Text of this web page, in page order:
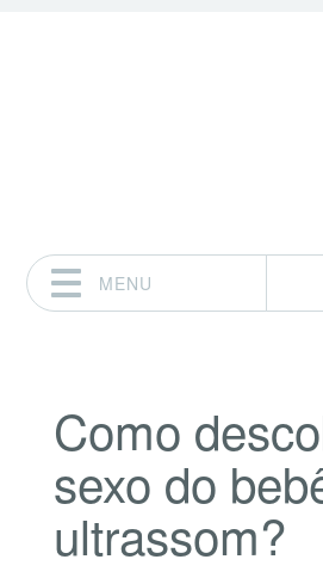
MENU
Como
sexo do
ultrassom?